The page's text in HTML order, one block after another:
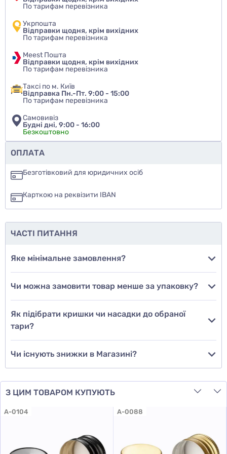
Чи рекомендуєте ви цей товар
так
ще не знаю
Додати відгук
По тарифам перевізника
Укрпошта
Відправки щодня, крім вихідних
По тарифам перевізника
Meest Пошта
Відправки щодня, крім вихідних
По тарифам перевізника
Таксі по м. Київ
Відправка Пн.-Пт. 9:00 - 15:00
По тарифам перевізника
Самовивіз
Будні дні, 9:00 - 16:00
Безкоштовно
ОПЛАТА
Безготівковий для юридичних осіб
Карткою на реквізити IBAN
ЧАСТІ ПИТАННЯ
Яке мінімальне замовлення?
Чи можна замовити товар менше за упаковку?
Як підібрати кришки чи насадки до обраної
тари?
Чи існують знижки в Магазині?
З ЦИМ ТОВАРОМ КУПУЮТЬ
A-0104 A-0088